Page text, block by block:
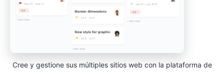
Cree y gestione sus múltiples sitios web con la plataforma de